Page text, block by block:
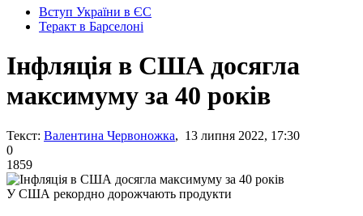
Вступ України в ЄС
Теракт в Барселоні
Інфляція в США досягла
максимуму за 40 років
Текст: Валентина Червоножка, 13 липня 2022, 17:30
0
1859
У США рекордно дорожчають продукти